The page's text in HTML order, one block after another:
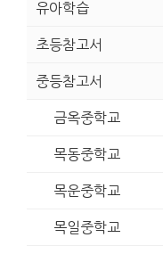
유아학습
초등참고서
중등참고서
금옥중학교
목동중학교
목운중학교
목일중학교